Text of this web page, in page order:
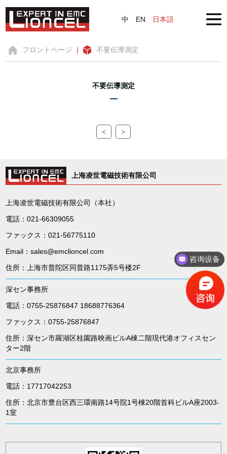
中 EN 日本語
フロントページ | 不要伝導測定
不要伝導測定
< >
上海凌世電磁技術有限公司
上海凌世電磁技術有限公司（本社）
電話：021-66309055
ファックス：021-56775110
Email：sales@emclioncel.com
住所：上海市普陀区同普路1175弄5号楼2F
深セン事務所
電話：0755-25876847 18688776364
ファックス：0755-25876847
住所：深セン市羅湖区桂園路映画ビルA棟二階現代港オフィスセン
ター2階
北京事務所
電話：17717042253
住所：北京市豊台区西三環南路14号院1号棟20階首科ビルA座2003-
1室
咨询设备